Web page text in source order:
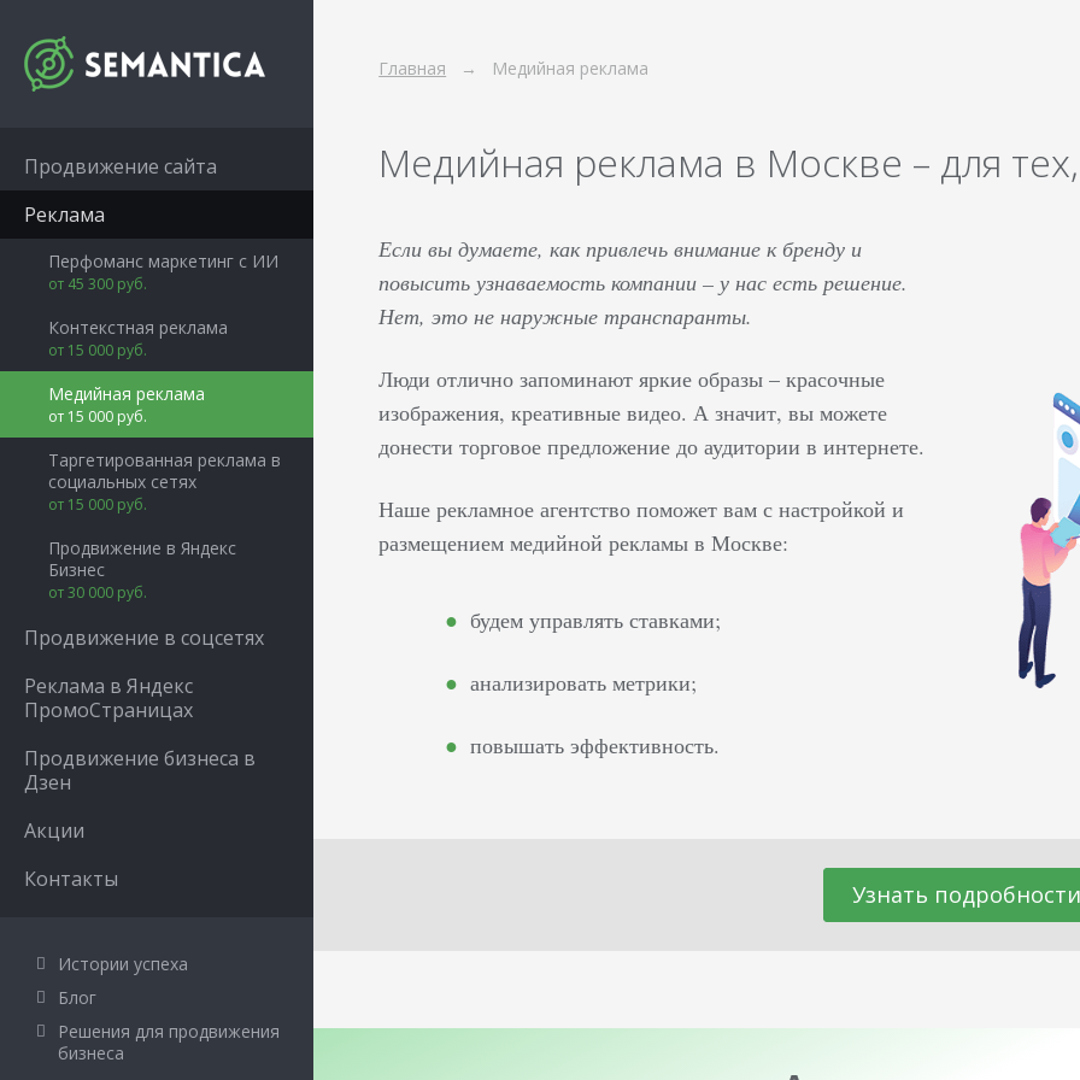
Главная Медийная реклама
Медийная реклама в Москве – для
Если вы думаете, как привлечь внимание к бренду и
повысить узнаваемость компании – у нас есть решение.
Нет, это не наружные транспаранты.
Люди отлично запоминают яркие образы – красочные
изображения, креативные видео. А значит, вы можете
донести торговое предложение до аудитории в интернете.
Наше рекламное агентство поможет вам с настройкой и
размещением медийной рекламы в Москве:
будем управлять ставками;
анализировать метрики;
повышать эффективность.
Узнать подробности
Продвижение сайта
Реклама
Перфоманс маркетинг с ИИ
от 45 300 руб.
Контекстная реклама
от 15 000 руб.
Медийная реклама
от 15 000 руб.
Таргетированная реклама в
социальных сетях
от 15 000 руб.
Продвижение в Яндекс
Бизнес
от 30 000 руб.
Продвижение в соцсетях
Реклама в Яндекс
ПромоСтраницах
Продвижение бизнеса в
Дзен
Акции
Контакты
Истории успеха
Блог
Решения для продвижения
бизнеса